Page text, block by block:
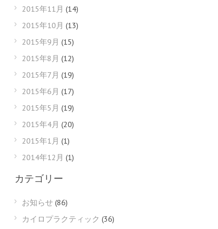
2015年11月 (14)
2015年10月 (13)
2015年9月 (15)
2015年8月 (12)
2015年7月 (19)
2015年6月 (17)
2015年5月 (19)
2015年4月 (20)
2015年1月 (1)
2014年12月 (1)
カテゴリー
お知らせ (86)
カイロプラクティック (36)